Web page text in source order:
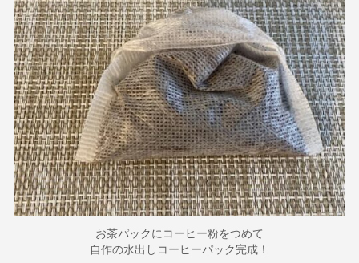
お茶パックにコーヒー粉をつめて
自作の水出しコーヒーパック完成！